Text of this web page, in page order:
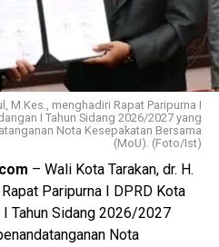
M.Kes., menghadiri Rapat Paripurna I
I Tahun Sidang 2026/2027 yang
Nota Kesepakatan Bersama
(MoU). (Foto/Ist)
– Wali Kota Tarakan, dr. H.
Paripurna I DPRD Kota
Tahun Sidang 2026/2027
Nota